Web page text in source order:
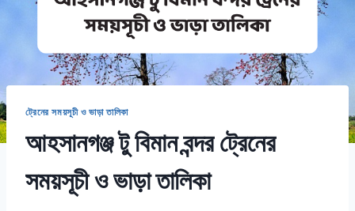
ট্রেনের সময়সূচী ও ভাড়া তালিকা
আহসানগঞ্জ টু বিমান বন্দর ট্রেনের
সময়সূচী ও ভাড়া তালিকা